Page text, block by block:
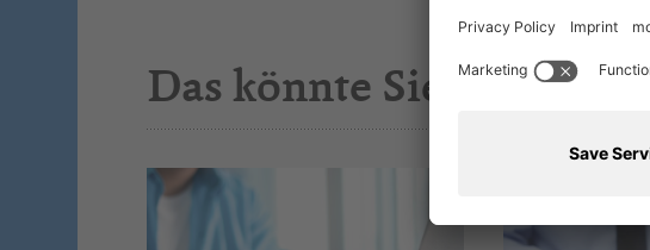
Das könnte Sie auch